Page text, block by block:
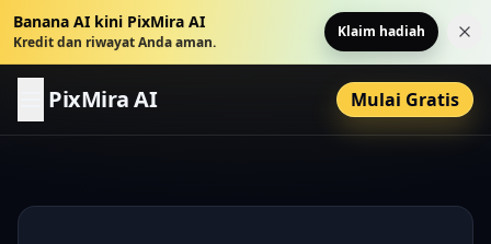
Banana AI kini PixMira AI
Kredit dan riwayat Anda aman.
Klaim hadiah
PixMira AI Mulai Gratis